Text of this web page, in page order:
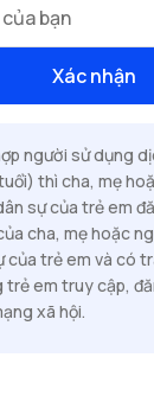
bạn
Xác nhận
người sử dụng
thì cha, mẹ
sự của trẻ em
cha, mẹ hoặc
của trẻ em và có
trẻ em truy cập,
xã hội.